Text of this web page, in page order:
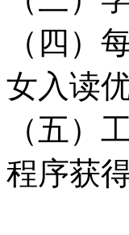
（四）
女入读
（五）
程序获